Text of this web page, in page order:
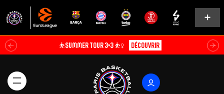
⛹️SUMMER TOUR 3×3 ⛹️‍♀️ Découvrir